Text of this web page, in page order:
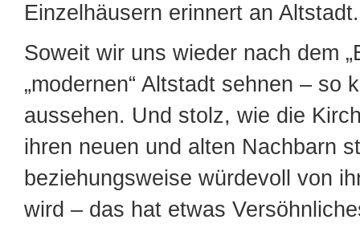
Einzelhäusern erinnert an Altstadt.
Soweit wir uns wieder nach dem
„modernen“ Altstadt sehnen – so
aussehen. Und stolz, wie die
ihren neuen und alten Nachbarn
beziehungsweise würdevoll von
wird – das hat etwas